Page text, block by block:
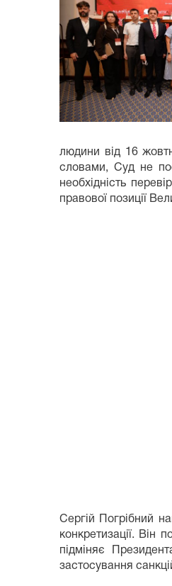
людини від 16
словами, Суд не
необхідність
правової позиції
Сергій Погрібний
конкретизації.
підміняє
застосування